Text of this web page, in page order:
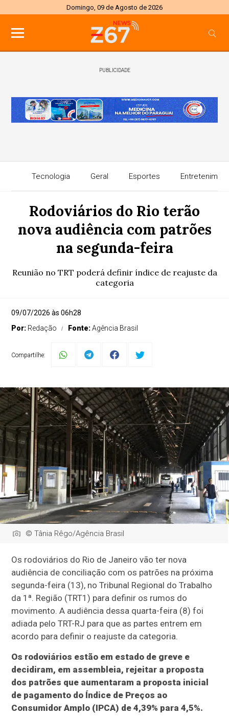
Domingo, 09 de Agosto de 2026
PUBLICIDADE
Tecnologia Geral Esportes
Rodoviários do Rio terão
nova audiência com patrões
na segunda-feira
Reunião no TRT poderá definir índice de reajuste da
categoria
09/07/2026 às 06h28
Por: Redação Fonte:Agência Brasil
Compartilhe:
© Tânia Rêgo/Agência Brasil
Os rodoviários do Rio de Janeiro vão ter nova
audiência de conciliação com os patrões na próxima
segunda-feira (13), no Tribunal Regional do Trabalho
da 1ª. Região (TRT1) para definir os rumos do
movimento. A audiência dessa quarta-feira (8) foi
adiada pelo TRT-RJ para que as partes entrem em
acordo para definir o reajuste da categoria.
Os rodoviários estão em estado de greve e
decidiram, em assembleia, rejeitar a proposta
dos patrões que aumentaram a proposta inicial
de pagamento do Índice de Preços ao
Consumidor Amplo (IPCA) de 4,39% para 4,5%.